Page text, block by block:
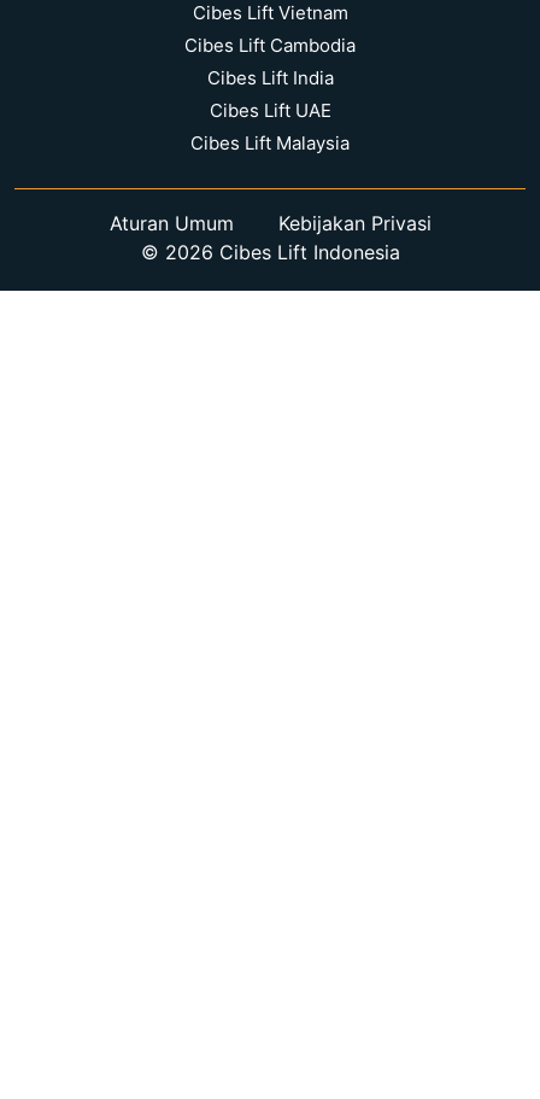
Cibes Lift Vietnam
Cibes Lift Cambodia
Cibes Lift India
Cibes Lift UAE
Cibes Lift Malaysia
Aturan Umum
Kebijakan Privasi
© 2026 Cibes Lift Indonesia